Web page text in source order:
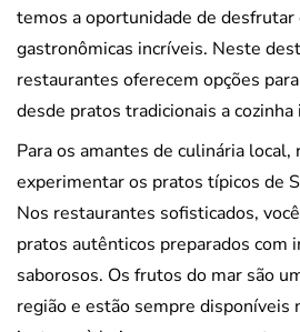
temos a oportunidade de desfrutar
gastronômicas incríveis. Neste
restaurantes oferecem opções
desde pratos tradicionais a
Para os amantes de culinária local,
experimentar os pratos típicos de
Nos restaurantes sofisticados,
pratos autênticos preparados com
saborosos. Os frutos do mar são
região e estão sempre disponíveis